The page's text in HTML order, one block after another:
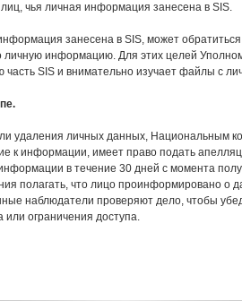
чья личная информация занесена в SIS.
занесена в SIS, может
личную информацию. Для этих целей
часть SIS и внимательно изучает файлы с
удаления личных данных, Национальным
к информации, имеет право подать
в течение 30 дней с момента
полагать, что лицо проинформировано о
наблюдатели проверяют дело, чтобы
или ограничения доступа.